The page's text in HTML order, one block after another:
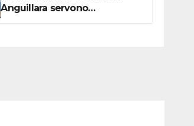
Anguillara servono